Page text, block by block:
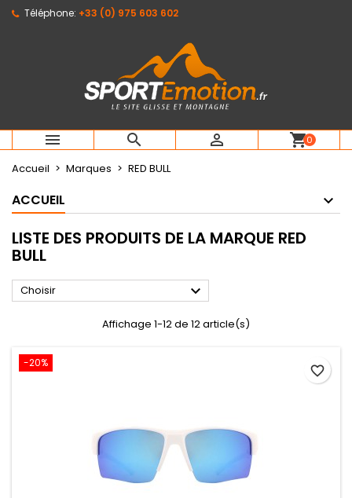
Téléphone: +33 (0) 975 603 602
   shopping_cart0
Accueil Marques RED BULL
ACCUEIL
LISTE DES PRODUITS DE LA MARQUE RED
BULL
Choisir 
Affichage 1-12 de 12 article(s)
-20%
favorite_border
Créer une nouvelle liste
((confirmMessage))
Nom de la liste d'envies
Annuler Créer une liste d'envies
Vous devez être connecté pour ajouter des produits
à votre liste d'envies.
Annuler Connexion